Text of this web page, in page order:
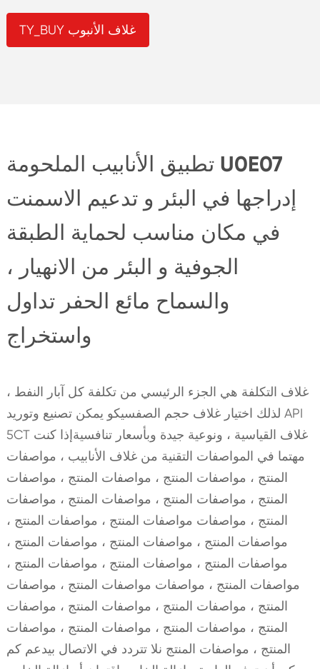
TY_BUY غلاف الأنبوب
تطبيق الأنابيب الملحومة U0E07
إدراجها في البئر و تدعيم الاسمنت
في مكان مناسب لحماية الطبقة
الجوفية و البئر من الانهيار ،
والسماح مائع الحفر تداول
واستخراج
غلاف التكلفة هي الجزء الرئيسي من تكلفة كل آبار النفط ،
لذلك اختيار غلاف حجم الصفسيكو يمكن تصنيع وتوريد API
5CT غلاف القياسية ، ونوعية جيدة وبأسعار تنافسيةإذا كنت
مهتما في المواصفات التقنية من غلاف الأنابيب ، مواصفات
المنتج ، مواصفات المنتج ، مواصفات المنتج ، مواصفات
المنتج ، مواصفات المنتج ، مواصفات المنتج ، مواصفات
المنتج ، مواصفات مواصفات المنتج ، مواصفات المنتج ،
مواصفات المنتج ، مواصفات المنتج ، مواصفات المنتج ،
مواصفات المنتج ، مواصفات المنتج ، مواصفات المنتج ،
مواصفات المنتج ، مواصفات مواصفات المنتج ، مواصفات
المنتج ، مواصفات المنتج ، مواصفات المنتج ، مواصفات
المنتج ، مواصفات المنتج ، مواصفات المنتج ، مواصفات
المنتج ، مواصفات المنتج نلا تتردد في الاتصال بيدعم كم